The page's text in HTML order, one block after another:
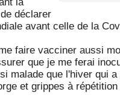
déclarer
avant celle de la
faire vacciner aussi
que je me ferai
malade que l'hiver qui
et grippes à